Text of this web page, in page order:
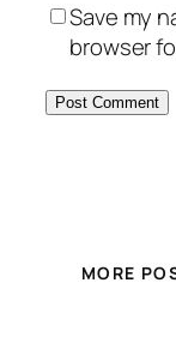
Save my
browser
MORE